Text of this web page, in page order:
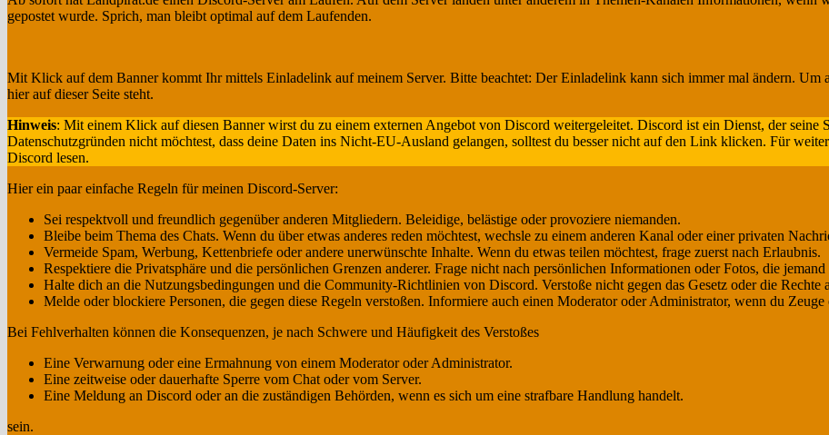
gepostet wurde. Sprich, man bleibt optimal auf dem Laufenden.
Mit Klick auf dem Banner kommt Ihr mittels Einladelink auf meinem Server. Bitte beachtet: Der Einladelink kann sich immer mal ändern.
hier auf dieser Seite steht.
Hinweis: Mit einem Klick auf diesen Banner wirst du zu einem externen Angebot von Discord weitergeleitet. Discord ist ein Dienst, der seine
Datenschutzgründen nicht möchtest, dass deine Daten ins Nicht-EU-Ausland gelangen, solltest du besser nicht auf den Link klicken. Für
Discord lesen.
Hier ein paar einfache Regeln für meinen Discord-Server:
Sei respektvoll und freundlich gegenüber anderen Mitgliedern. Beleidige, belästige oder provoziere niemanden.
Bleibe beim Thema des Chats. Wenn du über etwas anderes reden möchtest, wechsle zu einem anderen Kanal oder einer privaten
Vermeide Spam, Werbung, Kettenbriefe oder andere unerwünschte Inhalte. Wenn du etwas teilen möchtest, frage zuerst nach Erlaubnis.
Respektiere die Privatsphäre und die persönlichen Grenzen anderer. Frage nicht nach persönlichen Informationen oder Fotos, die
Halte dich an die Nutzungsbedingungen und die Community-Richtlinien von Discord. Verstoße nicht gegen das Gesetz oder die Rechte
Melde oder blockiere Personen, die gegen diese Regeln verstoßen. Informiere auch einen Moderator oder Administrator, wenn du
Bei Fehlverhalten können die Konsequenzen, je nach Schwere und Häufigkeit des Verstoßes
Eine Verwarnung oder eine Ermahnung von einem Moderator oder Administrator.
Eine zeitweise oder dauerhafte Sperre vom Chat oder vom Server.
Eine Meldung an Discord oder an die zuständigen Behörden, wenn es sich um eine strafbare Handlung handelt.
sein.